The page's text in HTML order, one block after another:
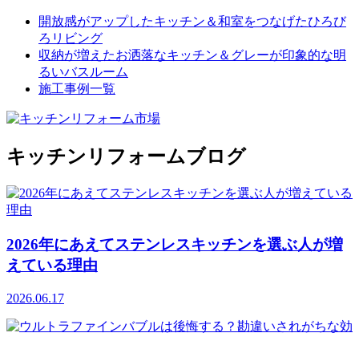
開放感がアップしたキッチン＆和室をつなげたひろび
ろリビング
収納が増えたお洒落なキッチン＆グレーが印象的な明
るいバスルーム
施工事例一覧
キッチンリフォームブログ
2026年にあえてステンレスキッチンを選ぶ人が増
えている理由
2026.06.17